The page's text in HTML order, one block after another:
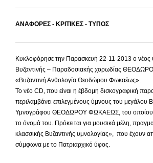
ΑΝΑΦΟΡΕΣ - ΚΡΙΤΙΚΕΣ - ΤΥΠΟΣ
Κυκλοφόρησε την Παρασκευή 22-11-2013 ο νέος
Βυζαντινής – Παραδοσιακής χορωδίας
«Βυζαντινή Ανθολογία Θεοδώρου Φωκαέως».
Το νέο CD, που είναι η έβδομη δισκογραφική
περιλαμβάνει επιλεγμένους ύμνους του μεγάλου
Υμνογράφου ΘΕΟΔΩΡΟΥ ΦΩΚΑΕΩΣ, του οποίου
το όνομά του. Πρόκειται για μουσικά μέλη,
κλασσικής Βυζαντινής υμνολογίας», που έχουν
σύμφωνα με το Πατριαρχικό ύφος.